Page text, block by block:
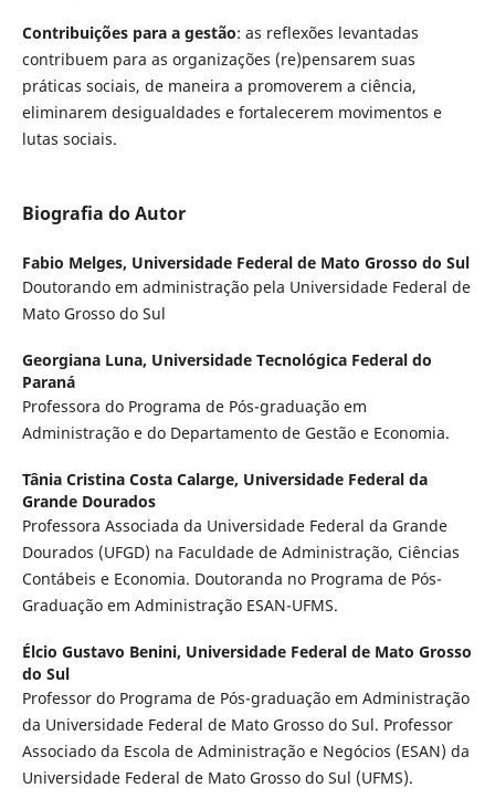
Contribuições para a gestão: as reflexões levantadas
contribuem para as organizações (re)pensarem suas
práticas sociais, de maneira a promoverem a ciência,
eliminarem desigualdades e fortalecerem movimentos e
lutas sociais.
Biografia do Autor
Fabio Melges, Universidade Federal de Mato Grosso do Sul
Doutorando em administração pela Universidade Federal de
Mato Grosso do Sul
Georgiana Luna, Universidade Tecnológica Federal do
Paraná
Professora do Programa de Pós-graduação em
Administração e do Departamento de Gestão e Economia.
Tânia Cristina Costa Calarge, Universidade Federal da
Grande Dourados
Professora Associada da Universidade Federal da Grande
Dourados (UFGD) na Faculdade de Administração, Ciências
Contábeis e Economia. Doutoranda no Programa de Pós-
Graduação em Administração ESAN-UFMS.
Élcio Gustavo Benini, Universidade Federal de Mato Grosso
do Sul
Professor do Programa de Pós-graduação em Administração
da Universidade Federal de Mato Grosso do Sul. Professor
Associado da Escola de Administração e Negócios (ESAN) da
Universidade Federal de Mato Grosso do Sul (UFMS).